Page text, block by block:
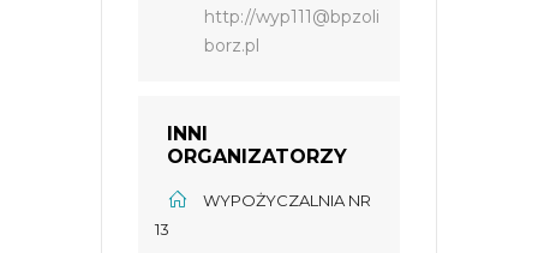
http://wyp111@bpzoli
borz.pl
INNI
ORGANIZATORZY
WYPOŻYCZALNIA NR
13